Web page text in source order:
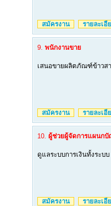
สมัครงาน รายละเอี
9. พนักงานขาย
เสนอขายผลิตภัณฑ์ข้าวส
สมัครงาน รายละเอี
10. ผู้ช่วยผู้จัดการแผนกบั
ดูแลระบบการเงินทั้งระบบ
สมัครงาน รายละเอี